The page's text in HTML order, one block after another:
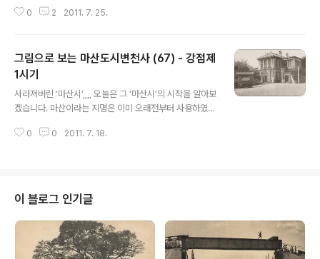
소개하지 않고 넘길까하다가 ‘그래도’ 싶어서 포스팅합니
각국 거류지 평면도를 집성해 놓은 도면집에 수록되어 있
는 지도입니다. 이 지도에는 각국 별 토지 소유 구분이 명확
하게 나타나 있는데 당시의 소유는 각 국가의 이니셜을 따
오스트리아․헝가리(A), 영국(B), 독일(G), 러시아(R)의 표
시가 되어 있으며 표시가 안 되어 있는 것은 모두 일본인의
토지입니다. 제작 연도는 1911년이지만 도면의 내용을 보
0 2 2011. 7. 25.
그림으로 보는 마산도시변천사 (67) - 강점제
1시기
사라져버린 ‘마산시’,,,, 오늘은 그 ‘마산시’의 시작을 알아보
겠습니다. 마산이라는 지명은 이미 오래전부터 사용하였습
입니다. 1895년 을미개혁으로 태종13년(1413년) 이후 4
행정구역들을 군으로 통칭하였습니다. 이때 마산은 진주부
관할의 21개 군 중 창원군에 속했습니다. 그러나 이 제도는
부제(府制)의 인위적인 행정구역획정이 마찰을 빚어 실시
1년 3개월 만에 폐지되고 말았습니다. 이어서 1896년 병
신개혁(丙申改革)으로 13도제가 채택되었습니다. 이때의
0 0 2011. 7. 18.
이 블로그 인기글